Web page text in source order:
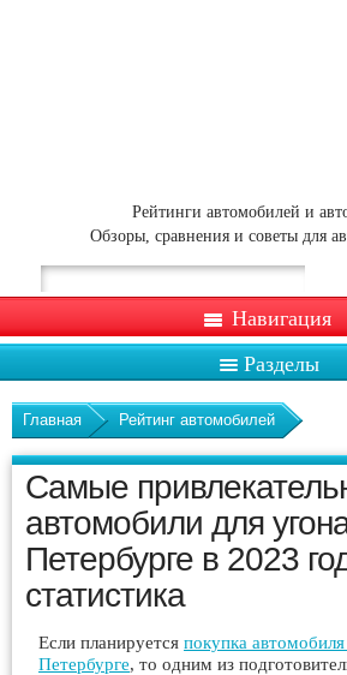
Рейтинги автомобилей и
Обзоры, сравнения и советы для
Навигация
Разделы
Главная Рейтинг автомобилей
Самые
автомобили для
Петербурге в 2023
статистика
Если планируется покупка
Петербурге, то одним из